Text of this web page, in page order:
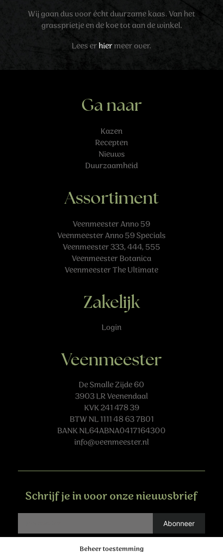
Beheer toestemming
Wij gaan dus voor écht duurzame kaas. Van het
grassprietje en de koe tot aan de winkel.
Lees erhiermeer over.
Ga naar
Kazen
Recepten
Nieuws
Duurzaamheid
Assortiment
Veenmeester Anno 59
Veenmeester Anno 59 Specials
Veenmeester 333, 444, 555
Veenmeester Botanica
Veenmeester The Ultimate
Zakelijk
Login
Veenmeester
De Smalle Zijde 60
3903 LR Veenendaal
KVK 241 478 39
BTW NL 1111 48 63 7B01
BANK NL64ABNA0417164300
info@veenmeester.nl
Schrijf je in voor onze nieuwsbrief